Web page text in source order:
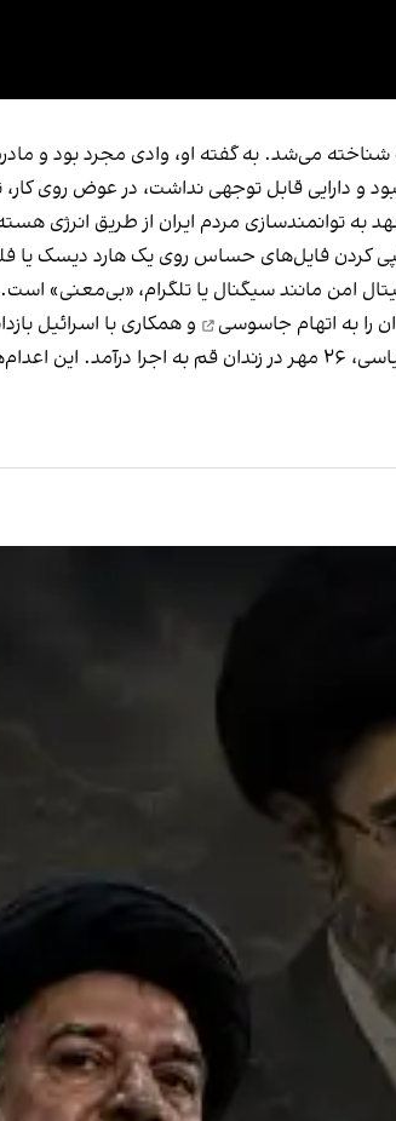
شناخته می‌شد. به گفته او، وادی مجرد بود و
و دارایی‌ قابل توجهی نداشت، در عوض روی
توانمندسازی مردم ایران از طریق انرژی
کپی کردن فایل‌های حساس روی یک هارد دیسک
امن مانند سیگنال یا تلگرام، «بی‌معنی» است.
اتهام جاسوسی
و همکاری با اسرائیل
، زندانی سیاسی، ۲۶ مهر در زندان قم به اجرا